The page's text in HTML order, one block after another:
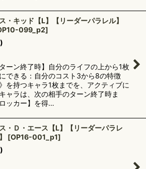
・キッド【L】【リーダーパラレル】
099_p2]
ターン終了時】自分のライフの上から1枚
できる：自分のコスト3から8の特徴
》を持つキャラ1枚までを、アクティブに
ャラは、次の相手のターン終了時ま
ッカー】を得…
・Ｄ・エース【L】【リーダーパラレ
[OP16-001_p1]